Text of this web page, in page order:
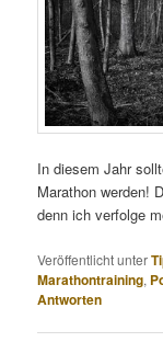
In diesem Jahr
Marathon werden!
denn ich verfolge
Veröffentlicht unter
Marathontraining,
Antworten